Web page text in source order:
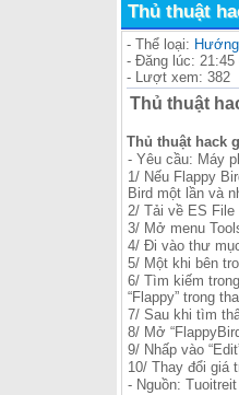
Thủ thuật
- Thể loại:
- Đăng lúc: 21:45
- Lượt xem: 382
Thủ thuật
Thủ thuật hack
- Yêu cầu: Máy
1/ Nếu Flappy
Bird một lần và
2/ Tải về ES File
3/ Mở menu
4/ Đi vào thư
5/ Một khi bên
6/ Tìm kiếm
“Flappy” trong
7/ Sau khi tìm
8/ Mở
9/ Nhấp vào
10/ Thay đổi giá
- Nguồn: Tuoitreit